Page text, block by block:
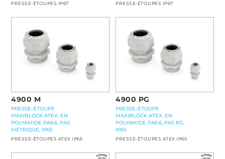
PRESSE-ÉTOUPES IP67 PRESSE-ÉTOUPES IP67
4900 M
PRESSE-ÉTOUPE
MAXIBLOCK ATEX, EN
POLYAMIDE PA6.6, PAS
MÉTRIQUE, IP65
PRESSE-ÉTOUPES ATEX IP65
4900 PG
PRESSE-ÉTOUPE
MAXIBLOCK ATEX, EN
POLYAMIDE PA6.6, PAS PG,
IP65
PRESSE-ÉTOUPES ATEX IP65